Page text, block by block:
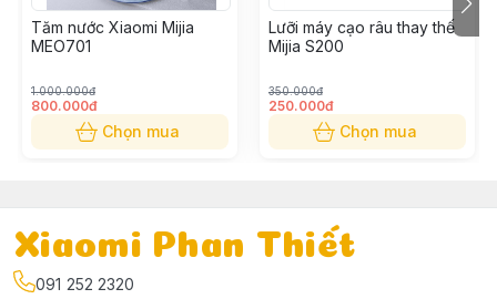
Tăm nước Xiaomi Mijia
MEO701
1.000.000đ
800.000đ
Chọn mua
Lưỡi máy cạo râu thay thế
Mijia S200
350.000đ
250.000đ
Chọn mua
Xiaomi Phan Thiết
091 252 2320